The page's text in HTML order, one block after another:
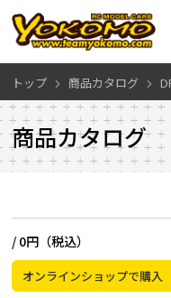
トップ 商品カタログ
商品カタログ
/ 0円（税込）
オンラインショップで購入